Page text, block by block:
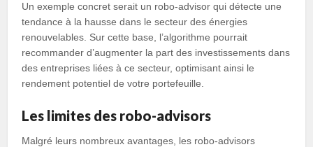
Un exemple concret serait un robo-advisor qui détecte une
tendance à la hausse dans le secteur des énergies
renouvelables. Sur cette base, l’algorithme pourrait
recommander d’augmenter la part des investissements dans
des entreprises liées à ce secteur, optimisant ainsi le
rendement potentiel de votre portefeuille.
Les limites des robo-advisors
Malgré leurs nombreux avantages, les robo-advisors